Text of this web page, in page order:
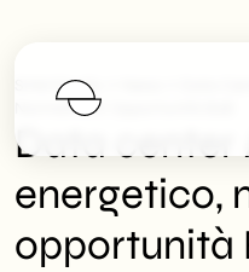
SHM Studio
Data
Normative E Opportunità B2B
Data center
energetico,
opportunità